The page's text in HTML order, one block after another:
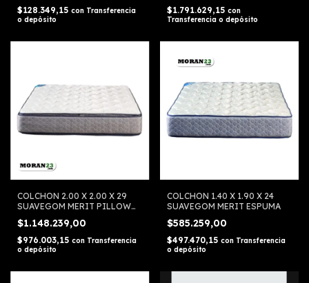
$128.349,15 con Transferencia
o depósito
$1.791.629,15 con
Transferencia o depósito
COLCHON 2.00 X 2.00 X 29
SUAVEGOM MERIT PILLOW
TOP ESPUMA
$1.148.239,00
$976.003,15 con Transferencia
o depósito
COLCHON 1.40 X 1.90 X 24
SUAVEGOM MERIT ESPUMA
$585.259,00
$497.470,15 con Transferencia
o depósito